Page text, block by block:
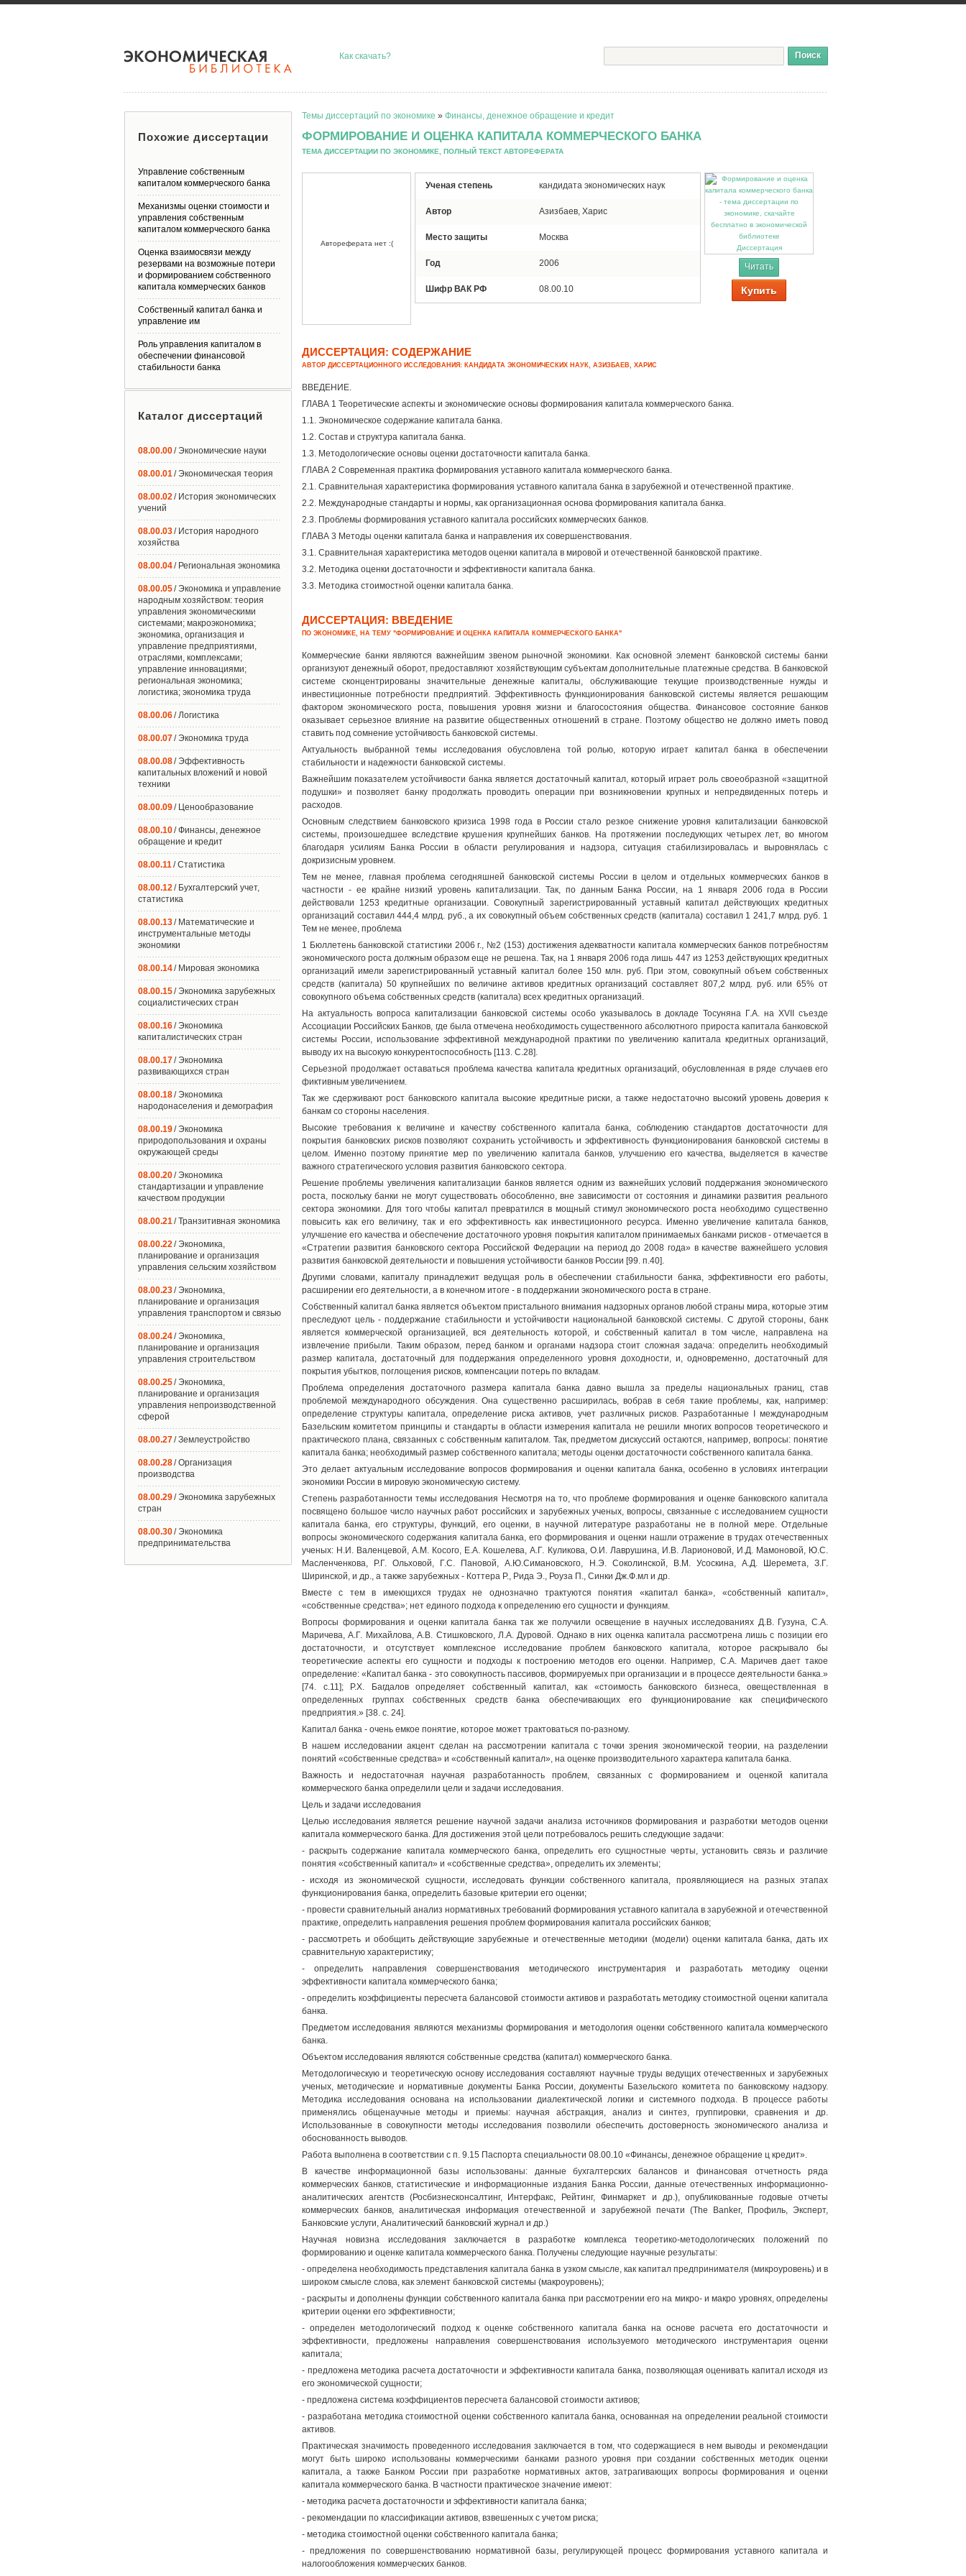
Как скачать?
Темы диссертаций по экономике » Финансы, денежное обращение и кредит
ФОРМИРОВАНИЕ И ОЦЕНКА КАПИТАЛА КОММЕРЧЕСКОГО БАНКА
ТЕМА ДИССЕРТАЦИИ ПО ЭКОНОМИКЕ, ПОЛНЫЙ ТЕКСТ АВТОРЕФЕРАТА
Автореферата нет :(
Ученая степень кандидата экономических наук
Автор Азизбаев, Харис
Место защиты Москва
Год 2006
Шифр ВАК РФ 08.00.10
Диссертация
Читать
Купить
ДИССЕРТАЦИЯ: СОДЕРЖАНИЕ
АВТОР ДИССЕРТАЦИОННОГО ИССЛЕДОВАНИЯ: КАНДИДАТА ЭКОНОМИЧЕСКИХ НАУК, АЗИЗБАЕВ, ХАРИС
ВВЕДЕНИЕ.
ГЛАВА 1 Теоретические аспекты и экономические основы формирования капитала коммерческого банка.
1.1. Экономическое содержание капитала банка.
1.2. Состав и структура капитала банка.
1.3. Методологические основы оценки достаточности капитала банка.
ГЛАВА 2 Современная практика формирования уставного капитала коммерческого банка.
2.1. Сравнительная характеристика формирования уставного капитала банка в зарубежной и отечественной практике.
2.2. Международные стандарты и нормы, как организационная основа формирования капитала банка.
2.3. Проблемы формирования уставного капитала российских коммерческих банков.
ГЛАВА 3 Методы оценки капитала банка и направления их совершенствования.
3.1. Сравнительная характеристика методов оценки капитала в мировой и отечественной банковской практике.
3.2. Методика оценки достаточности и эффективности капитала банка.
3.3. Методика стоимостной оценки капитала банка.
ДИССЕРТАЦИЯ: ВВЕДЕНИЕ
ПО ЭКОНОМИКЕ, НА ТЕМУ "ФОРМИРОВАНИЕ И ОЦЕНКА КАПИТАЛА КОММЕРЧЕСКОГО БАНКА"
Коммерческие банки являются важнейшим звеном рыночной экономики. Как основной элемент банковской системы банки
организуют денежный оборот, предоставляют хозяйствующим субъектам дополнительные платежные средства. В банковской
системе сконцентрированы значительные денежные капиталы, обслуживающие текущие производственные нужды и
инвестиционные потребности предприятий. Эффективность функционирования банковской системы является решающим
фактором экономического роста, повышения уровня жизни и благосостояния общества. Финансовое состояние банков
оказывает серьезное влияние на развитие общественных отношений в стране. Поэтому общество не должно иметь повод
ставить под сомнение устойчивость банковской системы.
Актуальность выбранной темы исследования обусловлена той ролью, которую играет капитал банка в обеспечении
стабильности и надежности банковской системы.
Важнейшим показателем устойчивости банка является достаточный капитал, который играет роль своеобразной «защитной
подушки» и позволяет банку продолжать проводить операции при возникновении крупных и непредвиденных потерь и
расходов.
Основным следствием банковского кризиса 1998 года в России стало резкое снижение уровня капитализации банковской
системы, произошедшее вследствие крушения крупнейших банков. На протяжении последующих четырех лет, во многом
благодаря усилиям Банка России в области регулирования и надзора, ситуация стабилизировалась и выровнялась с
докризисным уровнем.
Тем не менее, главная проблема сегодняшней банковской системы России в целом и отдельных коммерческих банков в
частности - ее крайне низкий уровень капитализации. Так, по данным Банка России, на 1 января 2006 года в России
действовали 1253 кредитные организации. Совокупный зарегистрированный уставный капитал действующих кредитных
организаций составил 444,4 млрд. руб., а их совокупный объем собственных средств (капитала) составил 1 241,7 млрд. руб. 1
Тем не менее, проблема
1 Бюллетень банковской статистики 2006 г., №2 (153) достижения адекватности капитала коммерческих банков потребностям
экономического роста должным образом еще не решена. Так, на 1 января 2006 года лишь 447 из 1253 действующих кредитных
организаций имели зарегистрированный уставный капитал более 150 млн. руб. При этом, совокупный объем собственных
средств (капитала) 50 крупнейших по величине активов кредитных организаций составляет 807,2 млрд. руб. или 65% от
совокупного объема собственных средств (капитала) всех кредитных организаций.
На актуальность вопроса капитализации банковской системы особо указывалось в докладе Тосуняна Г.А. на XVII съезде
Ассоциации Российских Банков, где была отмечена необходимость существенного абсолютного прироста капитала банковской
системы России, использование эффективной международной практики по увеличению капитала кредитных организаций,
выводу их на высокую конкурентоспособность [113. С.28].
Серьезной продолжает оставаться проблема качества капитала кредитных организаций, обусловленная в ряде случаев его
фиктивным увеличением.
Так же сдерживают рост банковского капитала высокие кредитные риски, а также недостаточно высокий уровень доверия к
банкам со стороны населения.
Высокие требования к величине и качеству собственного капитала банка, соблюдению стандартов достаточности для
покрытия банковских рисков позволяют сохранить устойчивость и эффективность функционирования банковской системы в
целом. Именно поэтому принятие мер по увеличению капитала банков, улучшению его качества, выделяется в качестве
важного стратегического условия развития банковского сектора.
Решение проблемы увеличения капитализации банков является одним из важнейших условий поддержания экономического
роста, поскольку банки не могут существовать обособленно, вне зависимости от состояния и динамики развития реального
сектора экономики. Для того чтобы капитал превратился в мощный стимул экономического роста необходимо существенно
повысить как его величину, так и его эффективность как инвестиционного ресурса. Именно увеличение капитала банков,
улучшение его качества и обеспечение достаточного уровня покрытия капиталом принимаемых банками рисков - отмечается в
«Стратегии развития банковского сектора Российской Федерации на период до 2008 года» в качестве важнейшего условия
развития банковской деятельности и повышения устойчивости банков России [99. п.40].
Другими словами, капиталу принадлежит ведущая роль в обеспечении стабильности банка, эффективности его работы,
расширении его деятельности, а в конечном итоге - в поддержании экономического роста в стране.
Собственный капитал банка является объектом пристального внимания надзорных органов любой страны мира, которые этим
преследуют цель - поддержание стабильности и устойчивости национальной банковской системы. С другой стороны, банк
является коммерческой организацией, вся деятельность которой, и собственный капитал в том числе, направлена на
извлечение прибыли. Таким образом, перед банком и органами надзора стоит сложная задача: определить необходимый
размер капитала, достаточный для поддержания определенного уровня доходности, и, одновременно, достаточный для
покрытия убытков, поглощения рисков, компенсации потерь по вкладам.
Проблема определения достаточного размера капитала банка давно вышла за пределы национальных границ, став
проблемой международного обсуждения. Она существенно расширилась, вобрав в себя такие проблемы, как, например:
определение структуры капитала, определение риска активов, учет различных рисков. Разработанные I международным
Базельским комитетом принципы и стандарты в области измерения капитала не решили многих вопросов теоретического и
практического плана, связанных с собственным капиталом. Так, предметом дискуссий остаются, например, вопросы: понятие
капитала банка; необходимый размер собственного капитала; методы оценки достаточности собственного капитала банка.
Это делает актуальным исследование вопросов формирования и оценки капитала банка, особенно в условиях интеграции
экономики России в мировую экономическую систему.
Степень разработанности темы исследования Несмотря на то, что проблеме формирования и оценке банковского капитала
посвящено большое число научных работ российских и зарубежных ученых, вопросы, связанные с исследованием сущности
капитала банка, его структуры, функций, его оценки, в научной литературе разработаны не в полной мере. Отдельные
вопросы экономического содержания капитала банка, его формирования и оценки нашли отражение в трудах отечественных
ученых: Н.И. Валенцевой, A.M. Косого, Е.А. Кошелева, А.Г. Куликова, О.И. Лаврушина, И.В. Ларионовой, И.Д. Мамоновой, Ю.С.
Масленченкова, Р.Г. Ольховой, Г.С. Пановой, А.Ю.Симановского, Н.Э. Соколинской, В.М. Усоскина, А.Д. Шеремета, З.Г.
Ширинской, и др., а также зарубежных - Коттера Р., Рида Э., Роуза П., Синки Дж.Ф.мл и др.
Вместе с тем в имеющихся трудах не однозначно трактуются понятия «капитал банка», «собственный капитал»,
«собственные средства»; нет единого подхода к определению его сущности и функциям.
Вопросы формирования и оценки капитала банка так же получили освещение в научных исследованиях Д.В. Гузуна, С.А.
Маричева, А.Г. Михайлова, A.B. Стишковского, Л.А. Дуровой. Однако в них оценка капитала рассмотрена лишь с позиции его
достаточности, и отсутствует комплексное исследование проблем банковского капитала, которое раскрывало бы
теоретические аспекты его сущности и подходы к построению методов его оценки. Например, С.А. Маричев дает такое
определение: «Капитал банка - это совокупность пассивов, формируемых при организации и в процессе деятельности банка.»
[74. с.11]; Р.Х. Багдалов определяет собственный капитал, как «стоимость банковского бизнеса, овеществленная в
определенных группах собственных средств банка обеспечивающих его функционирование как специфического
предприятия.» [38. с. 24].
Капитал банка - очень емкое понятие, которое может трактоваться по-разному.
В нашем исследовании акцент сделан на рассмотрении капитала с точки зрения экономической теории, на разделении
понятий «собственные средства» и «собственный капитал», на оценке производительного характера капитала банка.
Важность и недостаточная научная разработанность проблем, связанных с формированием и оценкой капитала
коммерческого банка определили цели и задачи исследования.
Цель и задачи исследования
Целью исследования является решение научной задачи анализа источников формирования и разработки методов оценки
капитала коммерческого банка. Для достижения этой цели потребовалось решить следующие задачи:
- раскрыть содержание капитала коммерческого банка, определить его сущностные черты, установить связь и различие
понятия «собственный капитал» и «собственные средства», определить их элементы;
- исходя из экономической сущности, исследовать функции собственного капитала, проявляющиеся на разных этапах
функционирования банка, определить базовые критерии его оценки;
- провести сравнительный анализ нормативных требований формирования уставного капитала в зарубежной и отечественной
практике, определить направления решения проблем формирования капитала российских банков;
- рассмотреть и обобщить действующие зарубежные и отечественные методики (модели) оценки капитала банка, дать их
сравнительную характеристику;
- определить направления совершенствования методического инструментария и разработать методику оценки
эффективности капитала коммерческого банка;
- определить коэффициенты пересчета балансовой стоимости активов и разработать методику стоимостной оценки капитала
банка.
Предметом исследования являются механизмы формирования и методология оценки собственного капитала коммерческого
банка.
Объектом исследования являются собственные средства (капитал) коммерческого банка.
Методологическую и теоретическую основу исследования составляют научные труды ведущих отечественных и зарубежных
ученых, методические и нормативные документы Банка России, документы Базельского комитета по банковскому надзору.
Методика исследования основана на использовании диалектической логики и системного подхода. В процессе работы
применялись общенаучные методы и приемы: научная абстракция, анализ и синтез, группировки, сравнения и др.
Использованные в совокупности методы исследования позволили обеспечить достоверность экономического анализа и
обоснованность выводов.
Работа выполнена в соответствии с п. 9.15 Паспорта специальности 08.00.10 «Финансы, денежное обращение ц кредит».
В качестве информационной базы использованы: данные бухгалтерских балансов и финансовая отчетность ряда
коммерческих банков, статистические и информационные издания Банка России, данные отечественных информационно-
аналитических агентств (Росбизнесконсалтинг, Интерфакс, Рейтинг, Финмаркет и др.), опубликованные годовые отчеты
коммерческих банков, аналитическая информация отечественной и зарубежной печати (The Banker, Профиль, Эксперт,
Банковские услуги, Аналитический банковский журнал и др.)
Научная новизна исследования заключается в разработке комплекса теоретико-методологических положений по
формированию и оценке капитала коммерческого банка. Получены следующие научные результаты:
- определена необходимость представления капитала банка в узком смысле, как капитал предпринимателя (микроуровень) и в
широком смысле слова, как элемент банковской системы (макроуровень);
- раскрыты и дополнены функции собственного капитала банка при рассмотрении его на микро- и макро уровнях, определены
критерии оценки его эффективности;
- определен методологический подход к оценке собственного капитала банка на основе расчета его достаточности и
эффективности, предложены направления совершенствования используемого методического инструментария оценки
капитала;
- предложена методика расчета достаточности и эффективности капитала банка, позволяющая оценивать капитал исходя из
его экономической сущности;
- предложена система коэффициентов пересчета балансовой стоимости активов;
- разработана методика стоимостной оценки собственного капитала банка, основанная на определении реальной стоимости
активов.
Практическая значимость проведенного исследования заключается в том, что содержащиеся в нем выводы и рекомендации
могут быть широко использованы коммерческими банками разного уровня при создании собственных методик оценки
капитала, а также Банком России при разработке нормативных актов, затрагивающих вопросы формирования и оценки
капитала коммерческого банка. В частности практическое значение имеют:
- методика расчета достаточности и эффективности капитала банка;
- рекомендации по классификации активов, взвешенных с учетом риска;
- методика стоимостной оценки собственного капитала банка;
- предложения по совершенствованию нормативной базы, регулирующей процесс формирования уставного капитала и
налогообложения коммерческих банков.
Похожие диссертации
Управление собственным
капиталом коммерческого банка
Механизмы оценки стоимости и
управления собственным
капиталом коммерческого банка
Оценка взаимосвязи между
резервами на возможные потери
и формированием собственного
капитала коммерческих банков
Собственный капитал банка и
управление им
Роль управления капиталом в
обеспечении финансовой
стабильности банка
Каталог диссертаций
08.00.00/ Экономические науки
08.00.01/ Экономическая теория
08.00.02/ История экономических
учений
08.00.03/ История народного
хозяйства
08.00.04/ Региональная экономика
08.00.05/ Экономика и управление
народным хозяйством: теория
управления экономическими
системами; макроэкономика;
экономика, организация и
управление предприятиями,
отраслями, комплексами;
управление инновациями;
региональная экономика;
логистика; экономика труда
08.00.06/ Логистика
08.00.07/ Экономика труда
08.00.08/ Эффективность
капитальных вложений и новой
техники
08.00.09/ Ценообразование
08.00.10/ Финансы, денежное
обращение и кредит
08.00.11/ Статистика
08.00.12/ Бухгалтерский учет,
статистика
08.00.13/ Математические и
инструментальные методы
экономики
08.00.14/ Мировая экономика
08.00.15/ Экономика зарубежных
социалистических стран
08.00.16/ Экономика
капиталистических стран
08.00.17/ Экономика
развивающихся стран
08.00.18/ Экономика
народонаселения и демография
08.00.19/ Экономика
природопользования и охраны
окружающей среды
08.00.20/ Экономика
стандартизации и управление
качеством продукции
08.00.21/ Транзитивная экономика
08.00.22/ Экономика,
планирование и организация
управления сельским хозяйством
08.00.23/ Экономика,
планирование и организация
управления транспортом и связью
08.00.24/ Экономика,
планирование и организация
управления строительством
08.00.25/ Экономика,
планирование и организация
управления непроизводственной
сферой
08.00.27/ Землеустройство
08.00.28/ Организация
производства
08.00.29/ Экономика зарубежных
стран
08.00.30/ Экономика
предпринимательства